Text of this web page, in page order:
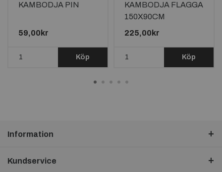
KAMBODJA PIN
59,00kr
Köp
KAMBODJA FLAGGA
150X90CM
225,00kr
Köp
Information
Kundservice